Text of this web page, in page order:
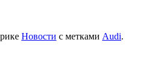
Новости с метками Audi.